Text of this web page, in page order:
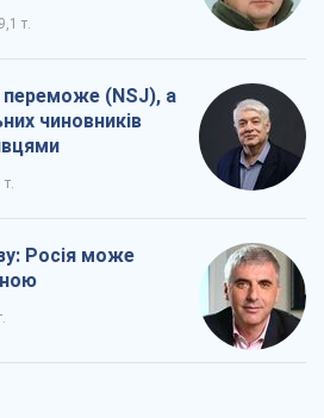
9,1 т.
переможе (NSJ), а
чиновників
т.
Росія може